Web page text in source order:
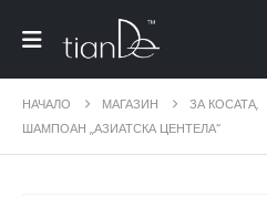
НАЧАЛО МАГАЗИН ЗА КОСАТА,
ШАМПОАН ,,АЗИАТСКА ЦЕНТЕЛА“